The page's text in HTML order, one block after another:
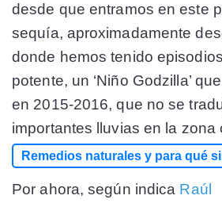
desde que entramos en este
sequía, aproximadamente
donde hemos tenido
potente, un ‘Niño Godzilla’
en 2015-2016, que no se
importantes lluvias en la zona
Remedios naturales y para qué
Por ahora, según indica Raúl